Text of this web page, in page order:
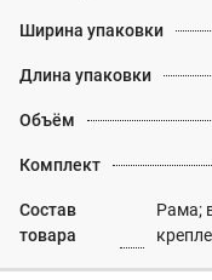
Ширина упаковки
Длина упаковки
Объём
Комплект
Состав
товара
Рама;